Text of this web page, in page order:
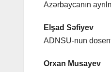
Azərbaycanın
Elşad Səfiyev
ADNSU-nun
Orxan Musayev